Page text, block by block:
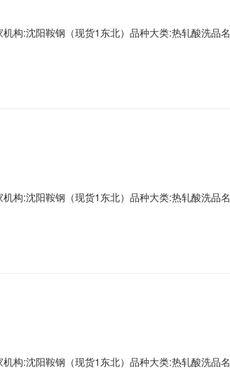
构:沈阳鞍钢（现货1东北）品种大类:热轧酸洗品
现货1存放地:镀层种类:质量等级:现货1捆包号
面锌层重量:0.0资源说明:挫伤Z向性能:暂
构:沈阳鞍钢（现货1东北）品种大类:热轧酸洗品
锌层重量:0.0资源说明:挫伤Z向性能:暂无
构:沈阳鞍钢（现货1东北）品种大类:热轧酸洗品